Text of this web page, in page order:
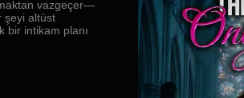
vazgeçer—
şeyi altüst
bir intikam planı